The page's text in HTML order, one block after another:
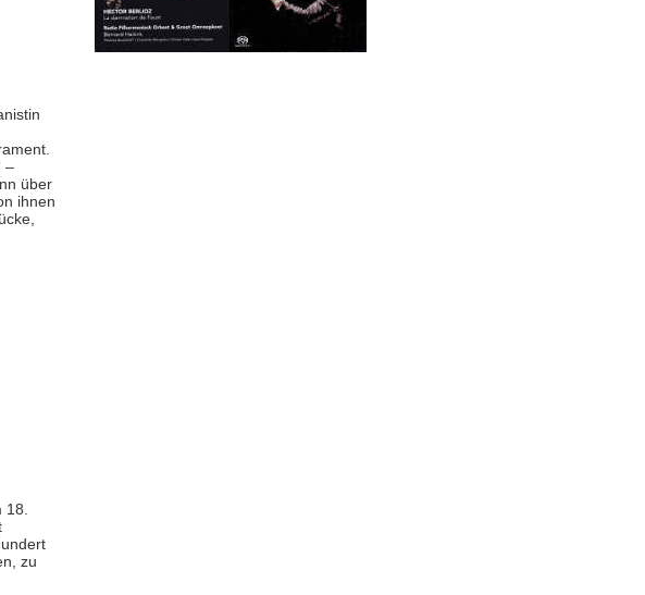
–
über
ihnen
zu